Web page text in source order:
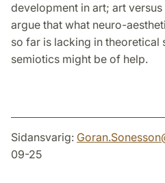
development in art; art
argue that what neuro-
so far is lacking in theoretical
semiotics might be of help.
Sidansvarig: Goran.Sonesson
09-25